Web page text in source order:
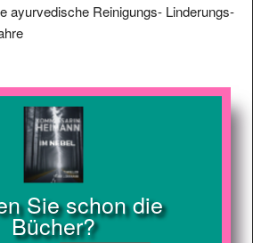
ayurvedische Reinigungs- Linderungs-
Sie schon die
Bücher?